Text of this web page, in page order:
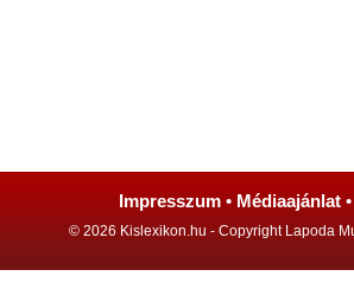
Impresszum • Médiaajánlat •
© 2026 Kislexikon.hu - Copyright Lapoda